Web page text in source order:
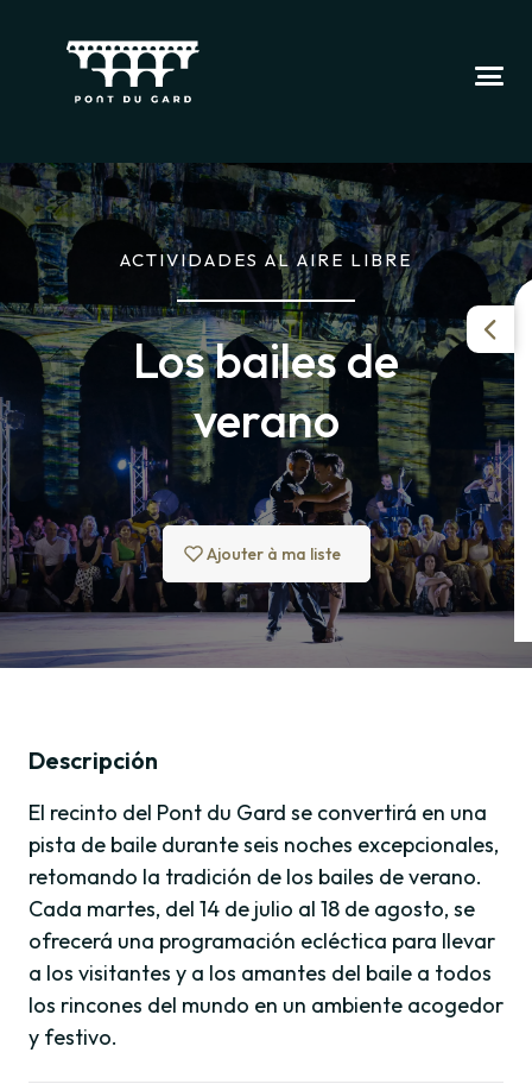
ACTIVIDADES AL AIRE LIBRE
Los bailes de
verano
Ajouter à ma liste
Descripción
El recinto del Pont du Gard se convertirá en una
pista de baile durante seis noches excepcionales,
retomando la tradición de los bailes de verano.
Cada martes, del 14 de julio al 18 de agosto, se
ofrecerá una programación ecléctica para llevar
a los visitantes y a los amantes del baile a todos
los rincones del mundo en un ambiente acogedor
y festivo.